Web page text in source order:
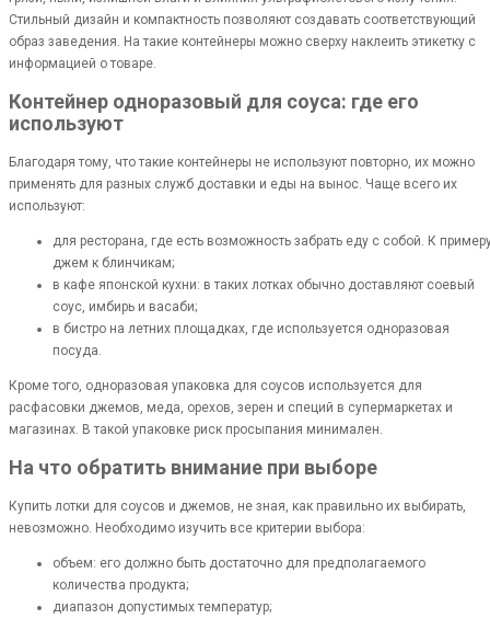
Стильный дизайн и компактность позволяют создавать соответствующий
образ заведения. На такие контейнеры можно сверху наклеить этикетку с
информацией о товаре.
Контейнер одноразовый для соуса: где его
используют
Благодаря тому, что такие контейнеры не используют повторно, их можно
применять для разных служб доставки и еды на вынос. Чаще всего их
используют:
для ресторана, где есть возможность забрать еду с собой. К
джем к блинчикам;
в кафе японской кухни: в таких лотках обычно доставляют соевый
соус, имбирь и васаби;
в бистро на летних площадках, где используется одноразовая
посуда.
Кроме того, одноразовая упаковка для соусов используется для
расфасовки джемов, меда, орехов, зерен и специй в супермаркетах и
магазинах. В такой упаковке риск просыпания минимален.
На что обратить внимание при выборе
Купить лотки для соусов и джемов, не зная, как правильно их выбирать,
невозможно. Необходимо изучить все критерии выбора:
объем: его должно быть достаточно для предполагаемого
количества продукта;
диапазон допустимых температур;